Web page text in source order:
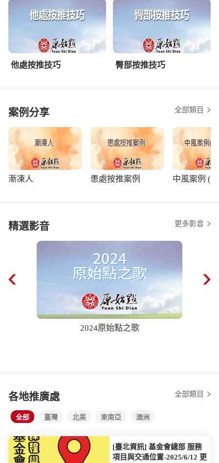
他處按推技巧 臀部按推技巧
案例分享 全部類目
漸凍人 患處按推案例 中風案例 (
精選影音 更多影音
68歲奶奶中風半癱！ 「薑泥推背」41天
各地推廣處 全部類目
全部 臺灣 北美 東南亞 澳洲
[臺北資訊] 基金會總部 服務
項目與交通位置-2025/6/12 更